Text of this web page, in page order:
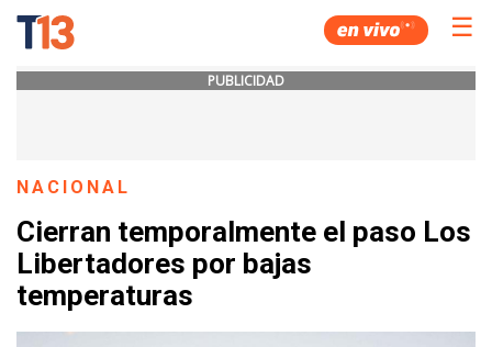
☰
PUBLICIDAD
NACIONAL
Cierran temporalmente el paso Los
Libertadores por bajas
temperaturas